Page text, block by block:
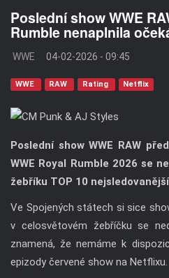
Poslední show WWE
Rumble nenaplnila
WWE 04-02-2026 - 09:45
WWE RAW Rating Netflix
Poslední show WWE RAW
WWE Royal Rumble 2026 se
žebříku TOP 10
Ve Spojených státech si sice
v celosvětovém žebříčku se
znamená, že nemáme k
epizody červené show na Netflixu.